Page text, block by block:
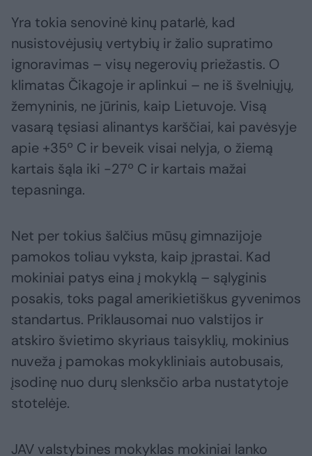
Yra tokia senovinė kinų patarlė, kad
nusistovėjusių vertybių ir žalio supratimo
ignoravimas – visų negerovių priežastis. O
klimatas Čikagoje ir aplinkui – ne iš švelniųjų,
žemyninis, ne jūrinis, kaip Lietuvoje. Visą
vasarą tęsiasi alinantys karščiai, kai pavėsyje
apie +35º C ir beveik visai nelyja, o žiemą
kartais šąla iki -27º C ir kartais mažai
tepasninga.
Net per tokius šalčius mūsų gimnazijoje
pamokos toliau vyksta, kaip įprastai. Kad
mokiniai patys eina į mokyklą – sąlyginis
posakis, toks pagal amerikietiškus gyvenimos
standartus. Priklausomai nuo valstijos ir
atskiro švietimo skyriaus taisyklių, mokinius
nuveža į pamokas mokykliniais autobusais,
įsodinę nuo durų slenksčio arba nustatytoje
stotelėje.
JAV valstybines mokyklas mokiniai lanko